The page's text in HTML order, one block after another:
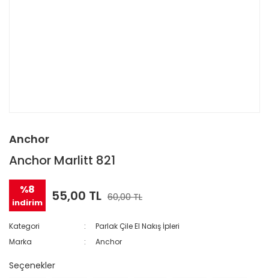
Anchor
Anchor Marlitt 821
%8
indirim 55,00 TL 60,00 TL
Kategori
Parlak Çile El Nakış İpleri
Marka
Anchor
Seçenekler